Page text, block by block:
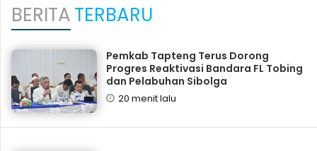
BERITATERBARU
Pemkab Tapteng Terus Dorong
Progres Reaktivasi Bandara FL Tobing
dan Pelabuhan Sibolga
20 menit lalu